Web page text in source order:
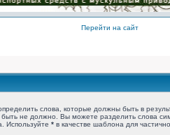
Перейти на сайт
слова, которые должны быть в
быть не должно. Вы можете разделить слова
Используйте * в качестве шаблона для